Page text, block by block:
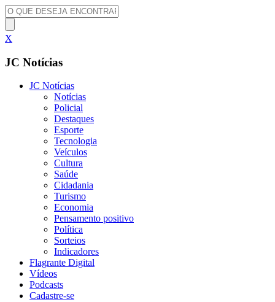
X
JC Notícias
JC Notícias
Notícias
Policial
Destaques
Esporte
Tecnologia
Veículos
Cultura
Saúde
Cidadania
Turismo
Economia
Pensamento positivo
Política
Sorteios
Indicadores
Flagrante Digital
Vídeos
Podcasts
Cadastre-se